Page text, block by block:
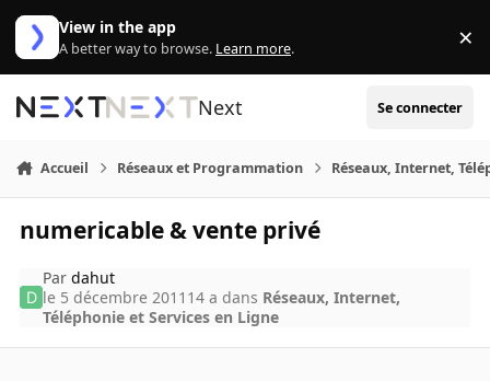
Aller au contenu
View in the app
A better way to browse. Learn more. ×
Next Se connecter
Accueil Réseaux et Programmation Réseaux, Internet,
numericable & vente privé
Pardahut
le 5 décembre 2011 14 a dans Réseaux, Internet,
Téléphonie et Services en Ligne